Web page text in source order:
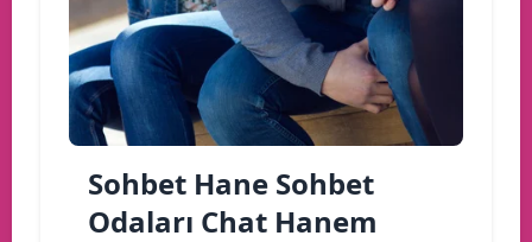
Sohbet Hane Sohbet
Odaları Chat Hanem